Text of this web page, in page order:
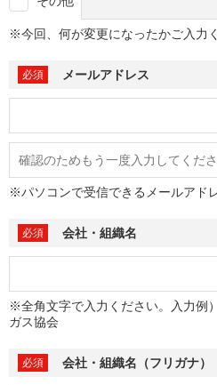
※今回、何が変更になったかご入力
メールアドレス
※パソコンで受信できるメールアド
会社・組織名
※全角文字で入力ください。入力例
ガス協会
会社・組織名（フリガナ）